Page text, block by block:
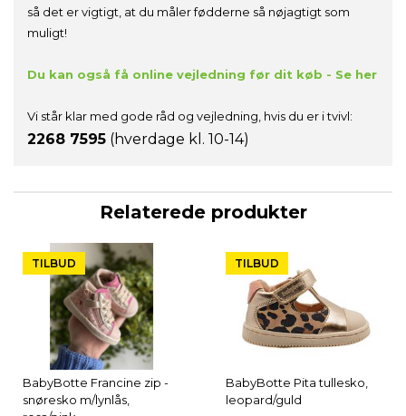
så det er vigtigt, at du måler fødderne så nøjagtigt som
muligt!
Du kan også få online vejledning før dit køb - Se her
Vi står klar med gode råd og vejledning, hvis du er i tvivl:
2268 7595 (hverdage kl. 10-14)
Relaterede produkter
TILBUD
BabyBotte Francine zip -
snøresko m/lynlås,
TILBUD
BabyBotte Pita tullesko,
leopard/guld